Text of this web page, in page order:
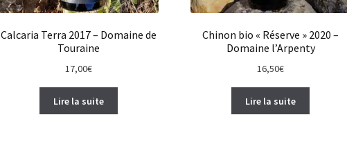
Calcaria Terra 2017 – Domaine de
Touraine
17,00€
Lire la suite
Chinon bio « Réserve » 2020 –
Domaine l’Arpenty
16,50€
Lire la suite